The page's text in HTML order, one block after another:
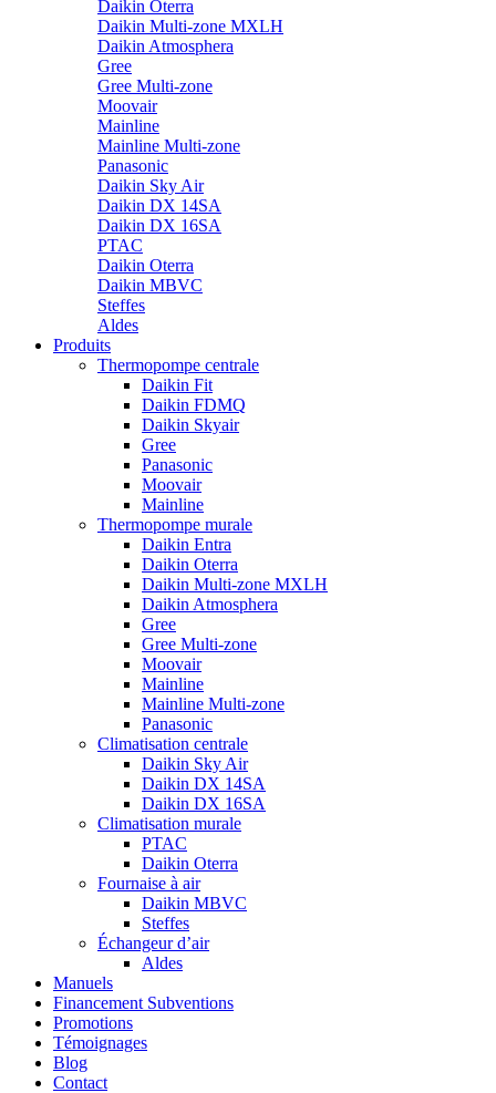
Daikin Oterra
Daikin Multi-zone MXLH
Daikin Atmosphera
Gree
Gree Multi-zone
Moovair
Mainline
Mainline Multi-zone
Panasonic
Daikin Sky Air
Daikin DX 14SA
Daikin DX 16SA
PTAC
Daikin Oterra
Daikin MBVC
Steffes
Aldes
Produits
Thermopompe centrale
Daikin Fit
Daikin FDMQ
Daikin Skyair
Gree
Panasonic
Moovair
Mainline
Thermopompe murale
Daikin Entra
Daikin Oterra
Daikin Multi-zone MXLH
Daikin Atmosphera
Gree
Gree Multi-zone
Moovair
Mainline
Mainline Multi-zone
Panasonic
Climatisation centrale
Daikin Sky Air
Daikin DX 14SA
Daikin DX 16SA
Climatisation murale
PTAC
Daikin Oterra
Fournaise à air
Daikin MBVC
Steffes
Échangeur d’air
Aldes
Manuels
Financement Subventions
Promotions
Témoignages
Blog
Contact